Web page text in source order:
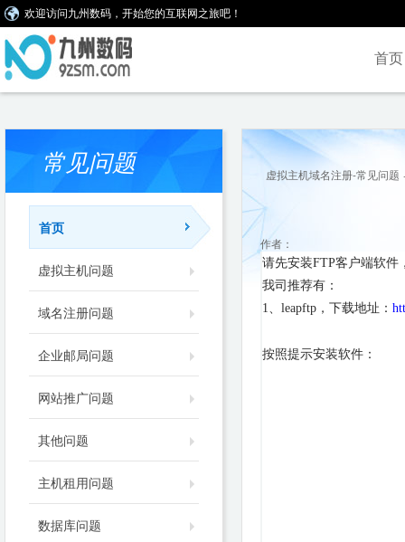
欢迎访问九州数码，开始您的互联网之旅吧！
首页
常见问题
首页
虚拟主机问题
域名注册问题
企业邮局问题
网站推广问题
其他问题
主机租用问题
数据库问题
虚拟主机域名注册-常见问题
作者：
请先安装FTP客户端软件
我司推荐有：
1、leapftp ，下载地址：
按照提示安装软件：